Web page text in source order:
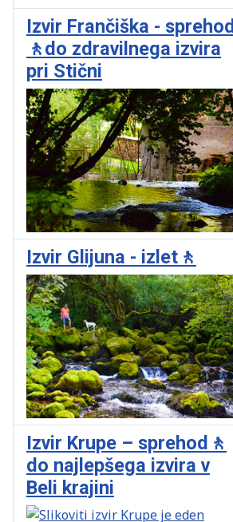
Izvir Frančiška - sprehod
🚶do zdravilnega izvira
pri Stični
Izvir Glijuna - izlet🚶
Izvir Krupe – sprehod🚶
do najlepšega izvira v
Beli krajini